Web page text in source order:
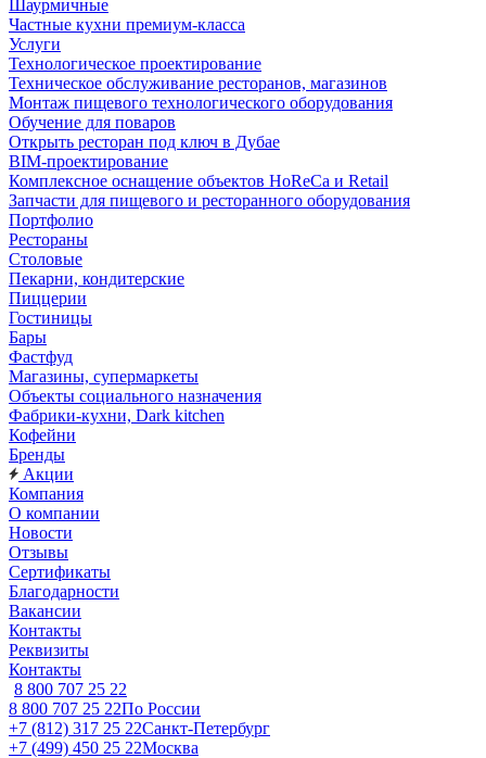
Шаурмичные
Частные кухни премиум-класса
Услуги
Технологическое проектирование
Техническое обслуживание ресторанов, магазинов
Монтаж пищевого технологического оборудования
Обучение для поваров
Открыть ресторан под ключ в Дубае
BIM-проектирование
Комплексное оснащение объектов HoReCa и Retail
Запчасти для пищевого и ресторанного оборудования
Портфолио
Рестораны
Столовые
Пекарни, кондитерские
Пиццерии
Гостиницы
Бары
Фастфуд
Магазины, супермаркеты
Объекты социального назначения
Фабрики-кухни, Dark kitchen
Кофейни
Бренды
Акции
Компания
О компании
Новости
Отзывы
Сертификаты
Благодарности
Вакансии
Контакты
Реквизиты
Контакты
8 800 707 25 22
8 800 707 25 22По России
+7 (812) 317 25 22Санкт-Петербург
+7 (499) 450 25 22Москва